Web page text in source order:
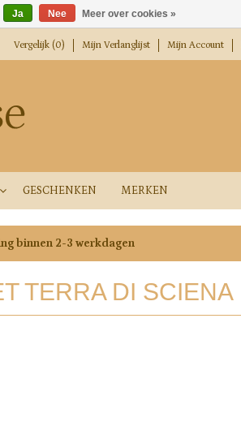
Vergelijk (0) Mijn Verlanglijst Mijn Account
GESCHENKEN MERKEN
binnen 2-3 werkdagen
TERRA DI SCIENA
Ja Nee Meer over cookies »